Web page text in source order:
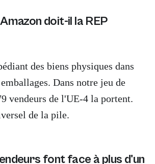
doit-il la REP
des biens physiques dans
Dans notre jeu de
vendeurs de l'UE-4 la portent.
de la pile.
font face à plus d'un